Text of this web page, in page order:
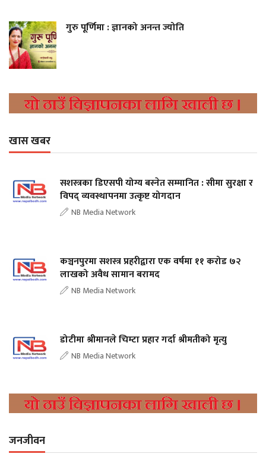
गुरु पूर्णिमा : ज्ञानको अनन्त ज्योति
खास खबर
सशस्त्रका डिएसपी योग्य बस्नेत सम्मानित : सीमा सुरक्षा र
विपद् व्यवस्थापनमा उत्कृष्ट योगदान
NB Media Network
कञ्चनपुरमा सशस्त्र प्रहरीद्वारा एक वर्षमा ११ करोड ७२
लाखको अवैध सामान बरामद
NB Media Network
डोटीमा श्रीमानले चिम्टा प्रहार गर्दा श्रीमतीको मृत्यु
NB Media Network
जनजीवन